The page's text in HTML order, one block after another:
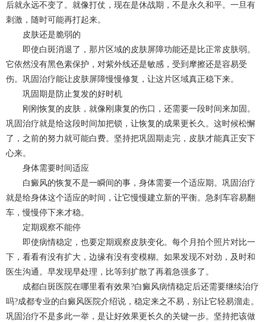
后就永远不变了。就像打仗，现在是休战期，不是永久和平。一旦有
刺激，随时可能再打起来。
皮肤还是脆弱的
即使白斑消退了，那片区域的皮肤屏障功能还是比正常皮肤弱。
它依然没有黑色素保护，对紫外线还是敏感，受到摩擦还是容易受
伤。巩固治疗能让皮肤屏障慢慢修复，让这片区域真正稳下来。
巩固期是防止复发的好时机
刚刚恢复的皮肤，就像刚康复的伤口，还需要一段时间来加固。
巩固治疗就是给这段时间加把锁，让恢复的成果更长久。这时候松懈
了，之前的努力就可能白费。坚持把巩固期走完，皮肤才能真正安下
心来。
身体需要时间适应
白癜风的恢复不是一瞬间的事，身体需要一个适应期。巩固治疗
就是给身体这个适应的时间，让它慢慢建立新的平衡。急刹车容易翻
车，慢慢停下来才稳。
定期观察不能停
即使病情稳定，也要定期观察皮肤变化。每个月拍个照片对比一
下，看看有没有扩大，边缘有没有变模糊。如果发现不对劲，及时和
医生沟通。早发现早处理，比等到扩散了再着急强多了。
成都白斑医院在哪里看有效果?白癜风病情稳定后还需要继续治疗
吗?成都专业的白癜风医院介绍说，稳定来之不易，别让它轻易溜走。
巩固治疗不是多此一举，是让好效果更长久的关键一步。坚持把该做